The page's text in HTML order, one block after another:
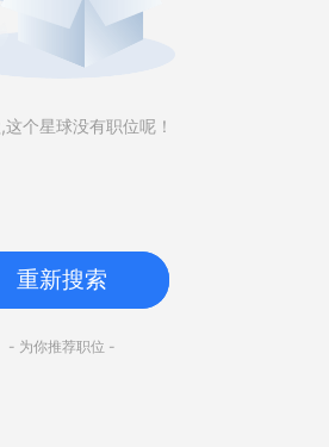
个星球没有职位呢！
重新搜索
- 为你推荐职位 -